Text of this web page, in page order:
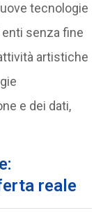
tecnologie
senza fine
artistiche
e dei dati,
reale